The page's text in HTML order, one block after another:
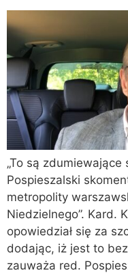
„To są zdumiewające
Pospieszalski
metropolity
Niedzielnego”. Kard.
opowiedział się za
dodając, iż jest to
zauważa red.